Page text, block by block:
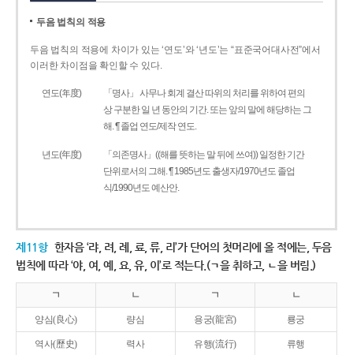
두음 법칙의 적용
두음 법칙의 적용에 차이가 있는 ‘연도’와 ‘년도’는 “표준국어대사전”에서
이러한 차이점을 확인할 수 있다.
연도(年度)
「명사」 사무나 회계 결산 따위의 처리를 위하여 편의
상 구분한 일 년 동안의 기간. 또는 앞의 말에 해당하는 그
해. ¶ 졸업 연도/제작 연도.
년도(年度)
「의존명사」((해를 뜻하는 말 뒤에 쓰여)) 일정한 기간
단위로서의 그해. ¶ 1985년도 출생자/1970년도 졸업
식/1990년도 예산안.
제11항 한자음 ‘랴, 려, 례, 료, 류, 리’가 단어의 첫머리에 올 적에는, 두음
법칙에 따라 ‘야, 여, 예, 요, 유, 이’로 적는다.(ㄱ을 취하고, ㄴ을 버림.)
ㄱ ㄴ ㄱ ㄴ
양심(良心) 량심 용궁(龍宮) 룡궁
역사(歷史) 력사 유행(流行) 류행